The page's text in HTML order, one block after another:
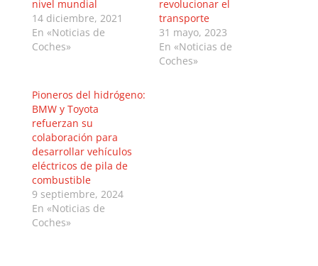
nivel mundial
14 diciembre, 2021
En «Noticias de
Coches»
revolucionar el
transporte
31 mayo, 2023
En «Noticias de
Coches»
Pioneros del hidrógeno:
BMW y Toyota
refuerzan su
colaboración para
desarrollar vehículos
eléctricos de pila de
combustible
9 septiembre, 2024
En «Noticias de
Coches»